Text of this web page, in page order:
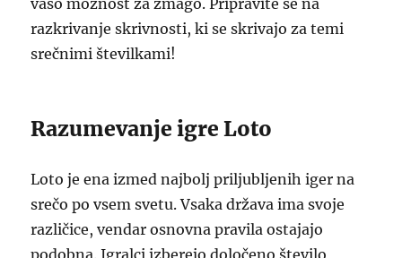
vašo možnost za zmago. Pripravite se na
razkrivanje skrivnosti, ki se skrivajo za temi
srečnimi številkami!
Razumevanje igre Loto
Loto je ena izmed najbolj priljubljenih iger na
srečo po vsem svetu. Vsaka država ima svoje
različice, vendar osnovna pravila ostajajo
podobna. Igralci izberejo določeno število